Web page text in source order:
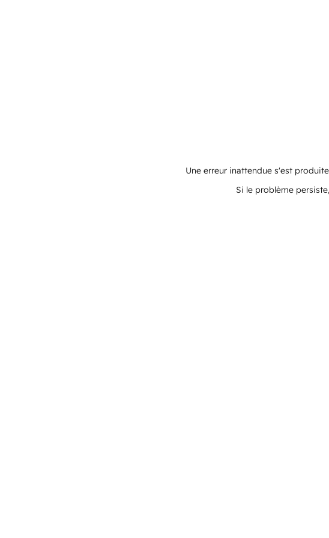
Une erreur inattendue s'est
Si le problème